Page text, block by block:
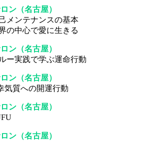
ン（名古屋）
己メンテナンスの基本
の中心で愛に生きる
ン（名古屋）
ルー実践で学ぶ運命行動
ン（名古屋）
気質への開運行動
ン（名古屋）
ン（名古屋）